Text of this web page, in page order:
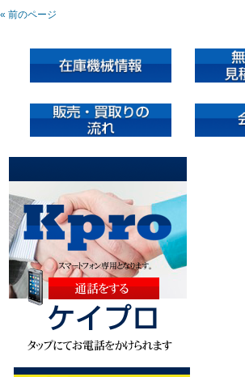
« 前のページ